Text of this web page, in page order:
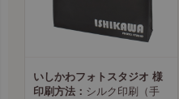
いしかわフォトスタジオ 様
印刷方法： シルク印刷（手